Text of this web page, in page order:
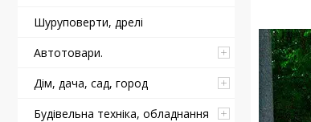
Шуруповерти, дрелі
Автотовари.
Дім, дача, сад, город
Будівельна техніка, обладнання